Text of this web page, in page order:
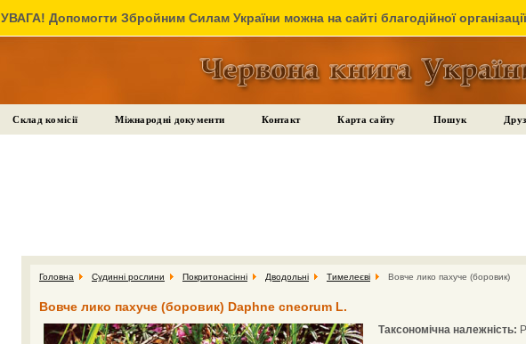
УВАГА! Допомогти Збройним Силам України можна на сайті благодійної
Склад комісії Міжнародні документи Контакт Карта сайту Пошук
Головна Судинні рослини Покритонасінні Дводольні Тимелеєві Вовче лико пахуче (боровик)
Вовче лико пахуче (боровик) Daphne cneorum L.
Таксономічна належність: